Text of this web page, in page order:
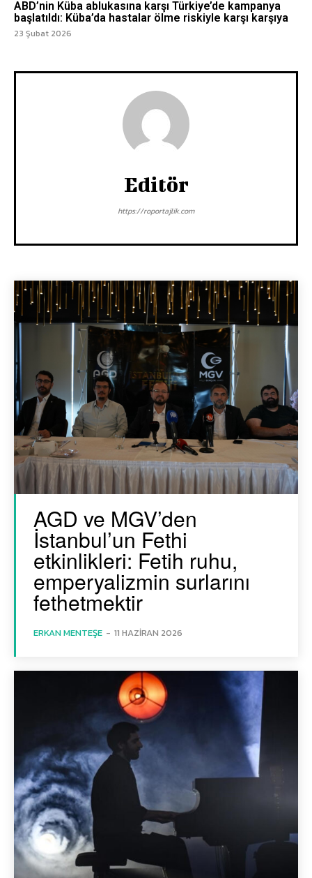
ABD’nin Küba ablukasına karşı Türkiye’de kampanya
başlatıldı: Küba’da hastalar ölme riskiyle karşı karşıya
23 Şubat 2026
Editör
https://roportajlik.com
AGD ve MGV’den
İstanbul’un Fethi
etkinlikleri: Fetih ruhu,
emperyalizmin surlarını
fethetmektir
ERKAN MENTEŞE - 11 HAZIRAN 2026